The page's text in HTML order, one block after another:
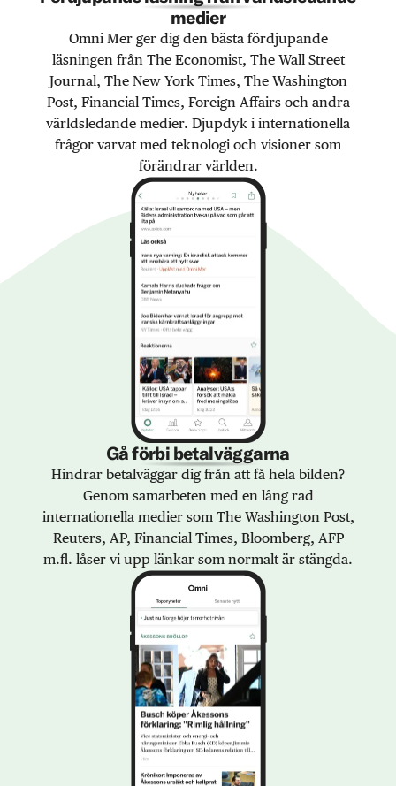
medier
Omni Mer ger dig den bästa fördjupande
läsningen från The Economist, The Wall Street
Journal, The New York Times, The Washington
Post, Financial Times, Foreign Affairs och andra
världsledande medier. Djupdyk i internationella
frågor varvat med teknologi och visioner som
förändrar världen.
Gå förbi betalväggarna
Hindrar betalväggar dig från att få hela bilden?
Genom samarbeten med en lång rad
internationella medier som The Washington Post,
Reuters, AP, Financial Times, Bloomberg, AFP
m.fl. låser vi upp länkar som normalt är stängda.